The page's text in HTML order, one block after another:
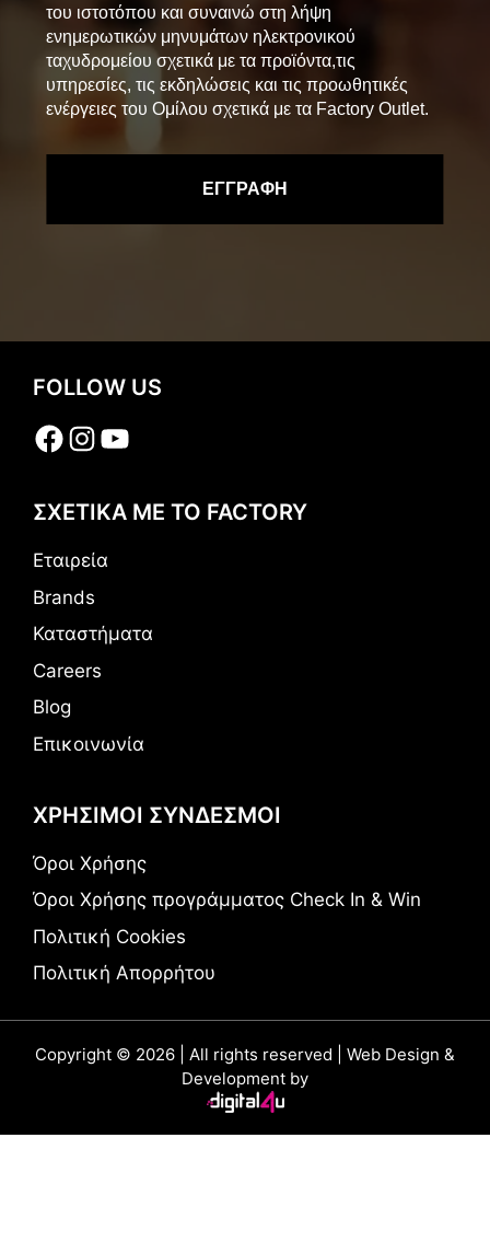
του ιστοτόπου και συναινώ στη λήψη
ενημερωτικών μηνυμάτων ηλεκτρονικού
ταχυδρομείου σχετικά με τα προϊόντα,τις
υπηρεσίες, τις εκδηλώσεις και τις προωθητικές
ενέργειες του Ομίλου σχετικά με τα Factory Outlet.
FOLLOW US
Facebook
Instagram
YouTube
ΣΧΕΤΙΚΑ ΜΕ ΤΟ FACTORY
Εταιρεία
Brands
Καταστήματα
Careers
Blog
Επικοινωνία
ΧΡΗΣΙΜΟΙ ΣΥΝΔΕΣΜΟΙ
Όροι Χρήσης
Όροι Χρήσης προγράμματος Check In & Win
Πολιτική Cookies
Πολιτική Απορρήτου
Copyright © 2026 | All rights reserved | Web Design &
Development by